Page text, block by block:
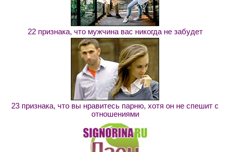
22 признака, что мужчина вас никогда не забудет
23 признака, что вы нравитесь парню, хотя он не спешит с
отношениями